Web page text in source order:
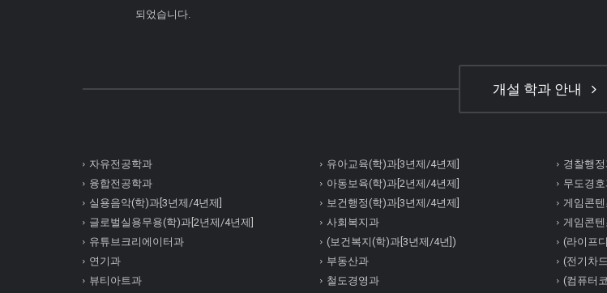
되었습니다.
개설 학과 안내
자유전공학과
융합전공학과
실용음악(학)과[3년제/4년제]
글로벌실용무용(학)과[2년제/4년제]
유튜브크리에이터과
연기과
뷰티아트과
유아교육(학)과[3년제/4년제]
아동보육(학)과[2년제/4년제]
보건행정(학)과[3년제/4년제]
사회복지과
(보건복지(학)과[3년제/4년])
부동산과
철도경영과
경찰행
무도경
게임콘텐
게임콘
(라이프
(전기차
(컴퓨터